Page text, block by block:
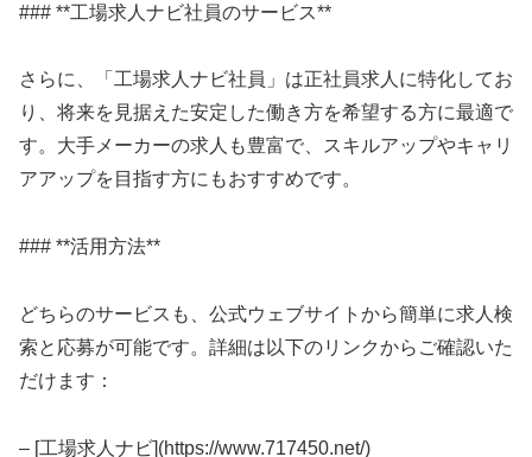
### **工場求人ナビ社員のサービス**
さらに、「工場求人ナビ社員」は正社員求人に特化してお
り、将来を見据えた安定した働き方を希望する方に最適で
す。大手メーカーの求人も豊富で、スキルアップやキャリ
アアップを目指す方にもおすすめです。
### **活用方法**
どちらのサービスも、公式ウェブサイトから簡単に求人検
索と応募が可能です。詳細は以下のリンクからご確認いた
だけます：
– [工場求人ナビ](https://www.717450.net/)